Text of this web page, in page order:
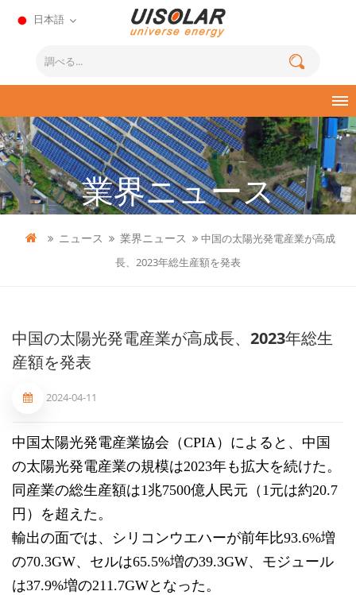
日本語
業界ニュース
ニュース 業界ニュース
中国の太陽光発電産業が高成
長、2023年総生産額を発表
中国の太陽光発電産業が高成長、2023年総生
産額を発表
2024-04-11
中国太陽光発電産業協会（CPIA）によると、中国
の太陽光発電産業の規模は2023年も拡大を続けた。
同産業の総生産額は1兆7500億人民元（1元は約20.7
円）を超えた。
輸出の面では、シリコンウエハーが前年比93.6%増
の70.3GW、セルは65.5%増の39.3GW、 モジュール
は37.9%増の211.7GWとなった。